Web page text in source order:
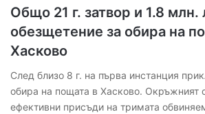
Общо 21 г. затвор и 1.8 млн.
обезщетение за обира на
Хасково
След близо 8 г. на първа инстанция
обира на пощата в Хасково. Окръжният
ефективни присъди на тримата